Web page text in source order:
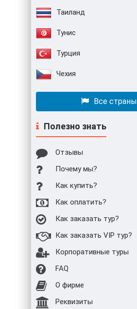
Таиланд
Тунис
Турция
Чехия
Все страны
Полезно знать
Отзывы
Почему мы?
Как купить?
Как оплатить?
Как заказать тур?
Как заказать VIP тур?
Корпоративные туры
FAQ
О фирме
Реквизиты